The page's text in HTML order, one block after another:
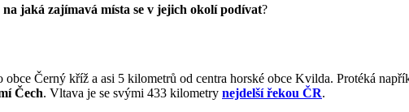
na jaká zajímavá místa se v jejich okolí podívat?
obce Černý kříž a asi 5 kilometrů od centra horské obce Kvilda. Protéká
Čech. Vltava je se svými 433 kilometry nejdelší řekou ČR.